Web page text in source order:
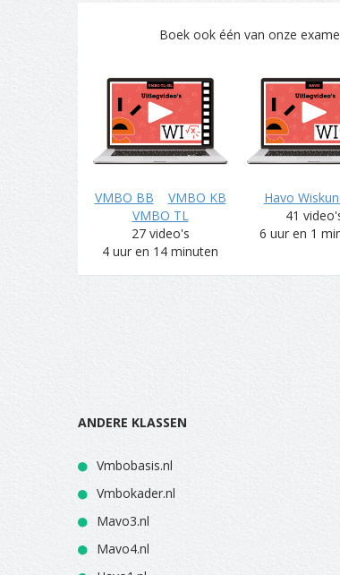
Boek ook één van onze
VMBO BB
VMBO KB
VMBO TL
27 video's
4 uur en 14 minuten
Havo
41
6 uur en 1
ANDERE KLASSEN
Vmbobasis.nl
Vmbokader.nl
Mavo3.nl
Mavo4.nl